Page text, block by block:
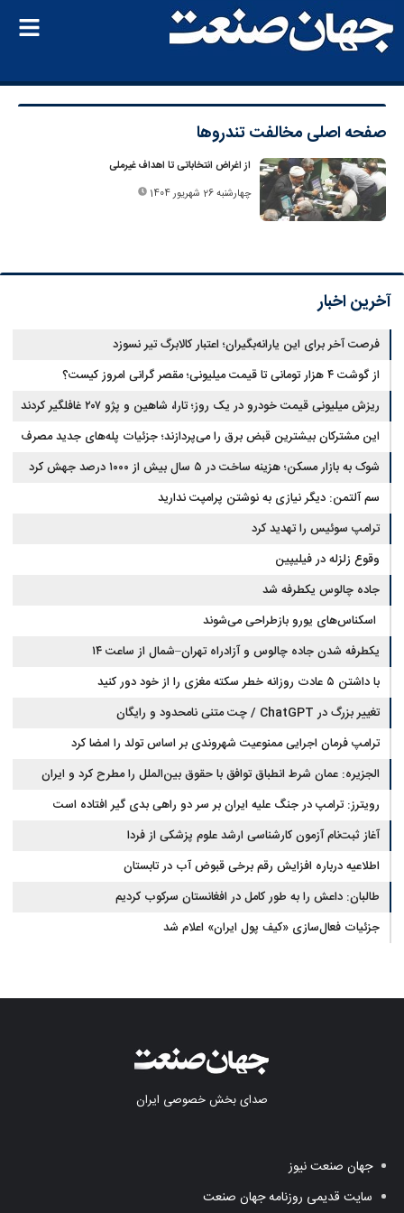
صفحه اصلی مخالفت تندروها
از اغراض انتخاباتی تا اهداف غیرملی
چهارشنبه 26 شهریور 1404
آخرین اخبار
فرصت آخر برای این یارانه‌بگیران؛ اعتبار کالابرگ تیر نسوزد
از گوشت ۴ هزار تومانی تا قیمت میلیونی؛ مقصر گرانی امروز کیست؟
ریزش میلیونی قیمت خودرو در یک روز؛ تارا، شاهین و پژو ۲۰۷ غافلگیر کردند
این مشترکان بیشترین قبض برق را می‌پردازند؛ جزئیات پله‌های جدید مصرف
شوک به بازار مسکن؛ هزینه ساخت در ۵ سال بیش از ۱۰۰۰ درصد جهش کرد
سم آلتمن: دیگر نیازی به نوشتن پرامپت ندارید
ترامپ سوئیس را تهدید کرد
وقوع زلزله در فیلیپین
جاده چالوس یکطرفه شد
اسکناس‌های یورو بازطراحی می‌شوند
یکطرفه شدن جاده چالوس و آزادراه تهران–شمال از ساعت ۱۴
با داشتن ۵ عادت روزانه خطر سکته مغزی را از خود دور کنید
تغییر بزرگ در ChatGPT / چت متنی نامحدود و رایگان
ترامپ فرمان اجرایی ممنوعیت شهروندی بر اساس تولد را امضا کرد
الجزیره: عمان شرط انطباق توافق با حقوق بین‌الملل را مطرح کرد و ایران
پذیرفت
رویترز: ترامپ در جنگ علیه ایران بر سر دو راهی بدی گیر افتاده است
آغاز ثبت‌نام‌ آزمون کارشناسی ارشد علوم پزشکی از فردا
اطلاعیه درباره افزایش رقم برخی قبوض آب در تابستان
طالبان: داعش را به طور کامل در افغانستان سرکوب کردیم
جزئیات فعال‌سازی «کیف پول ایران» اعلام شد
صدای بخش خصوصی ایران
جهان صنعت نیوز
سایت قدیمی روزنامه جهان صنعت